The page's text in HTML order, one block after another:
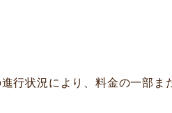
行状況により、料金の一部ま